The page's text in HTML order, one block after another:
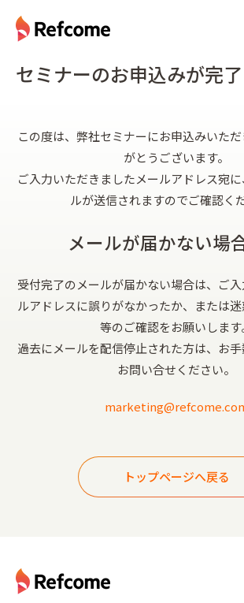
セミナーのお申込みが完
この度は、弊社セミナーにお申込みいた
がとうございます。
ご入力いただきましたメールアドレス宛
ルが送信されますのでご確認く
メールが届かない場
受付完了のメールが届かない場合は、ご
ルアドレスに誤りがなかったか、または
等のご確認をお願いします
過去にメールを配信停止された方は、お
お問い合せください。
トップページへ戻る